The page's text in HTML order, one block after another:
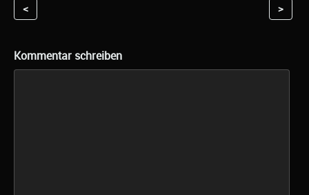
< >
Kommentar schreiben